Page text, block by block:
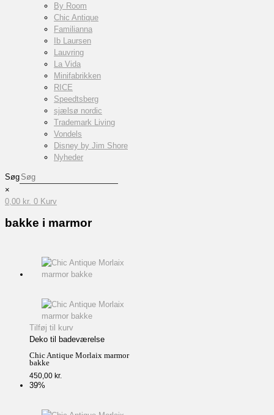
By Room
Chic Antique
Familianna
Ib Laursen
Lauvring
La Vida
Minifabrikken
RICE
Speedtsberg
sjælsø nordic
Trademark Living
Vondels
Disney by Jim Shore
Nyheder
Søg
×
0,00 kr. 0 Kurv
bakke i marmor
Tilføj til kurv
Deko til badeværelse
Chic Antique Morlaix marmor
bakke
450,00 kr.
39%